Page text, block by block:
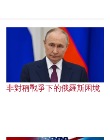
非對稱戰爭下的俄羅斯困境